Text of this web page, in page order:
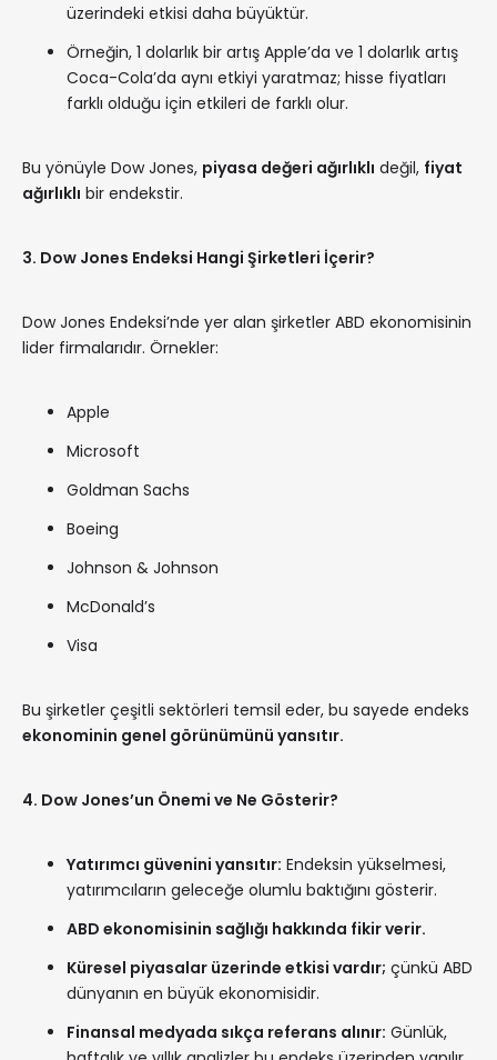
üzerindeki etkisi daha büyüktür.
Örneğin, 1 dolarlık bir artış Apple’da ve 1 dolarlık artış
Coca-Cola’da aynı etkiyi yaratmaz; hisse fiyatları
farklı olduğu için etkileri de farklı olur.
Bu yönüyle Dow Jones, piyasa değeri ağırlıklı değil, fiyat
ağırlıklı bir endekstir.
3. Dow Jones Endeksi Hangi Şirketleri İçerir?
Dow Jones Endeksi’nde yer alan şirketler ABD ekonomisinin
lider firmalarıdır. Örnekler:
Apple
Microsoft
Goldman Sachs
Boeing
Johnson & Johnson
McDonald’s
Visa
Bu şirketler çeşitli sektörleri temsil eder, bu sayede endeks
ekonominin genel görünümünü yansıtır.
4. Dow Jones’un Önemi ve Ne Gösterir?
Yatırımcı güvenini yansıtır: Endeksin yükselmesi,
yatırımcıların geleceğe olumlu baktığını gösterir.
ABD ekonomisinin sağlığı hakkında fikir verir.
Küresel piyasalar üzerinde etkisi vardır; çünkü ABD
dünyanın en büyük ekonomisidir.
Finansal medyada sıkça referans alınır: Günlük,